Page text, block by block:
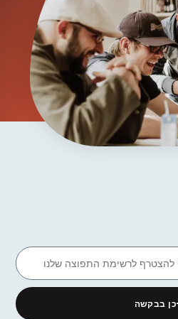
כן בבקשה